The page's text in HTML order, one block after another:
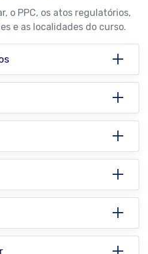
o PPC, os atos regulatórios,
e as localidades do curso.